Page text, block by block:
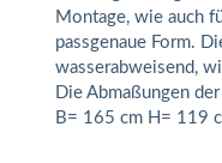
Montage, wie auch
passgenaue Form.
wasserabweisend,
Die Abmaßungen
B= 165 cm H= 119